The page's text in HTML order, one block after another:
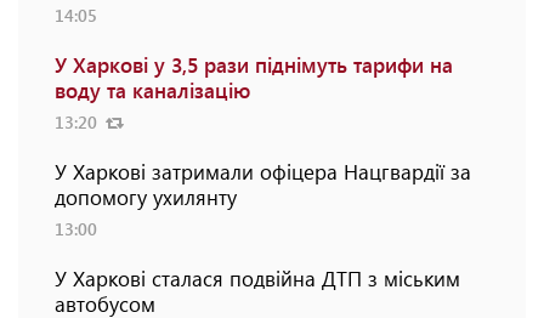
14:05
У Харкові у 3,5 рази піднімуть тарифи на
воду та каналізацію
13:20
У Харкові затримали офіцера Нацгвардії за
допомогу ухилянту
13:00
У Харкові сталася подвійна ДТП з міським
автобусом